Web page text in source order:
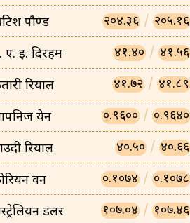
पौण्ड २०४.३६ / २०५.१६
ए. इ. दिरहम ४१.४० / ४१.५६
रियाल ४१.७२ / ४१.८९
येन ०.९६०० / ०.९६४०
रियाल ४०.५० / ४०.६६
वन ०.१०७४ / ०.१०७८
डलर १०७.०४ / १०७.४६